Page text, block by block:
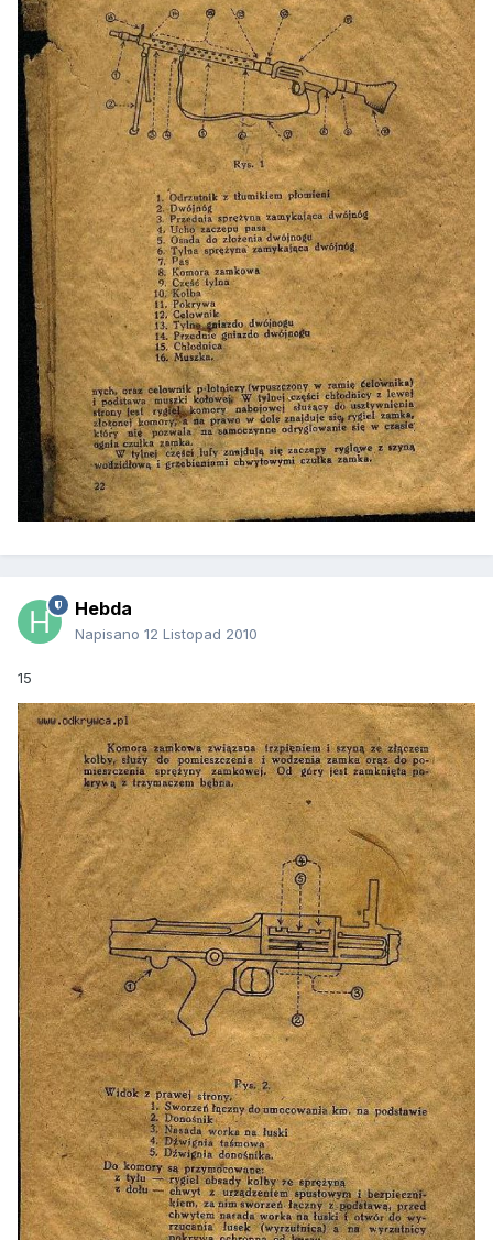
Hebda
Napisano 12 Listopad 2010
15